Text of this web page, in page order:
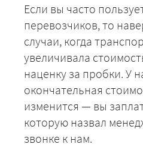
Если вы часто
перевозчиков, то
случаи, когда
увеличивала
наценку за пробки. У
окончательная
изменится — вы
которую назвал
звонке к нам.